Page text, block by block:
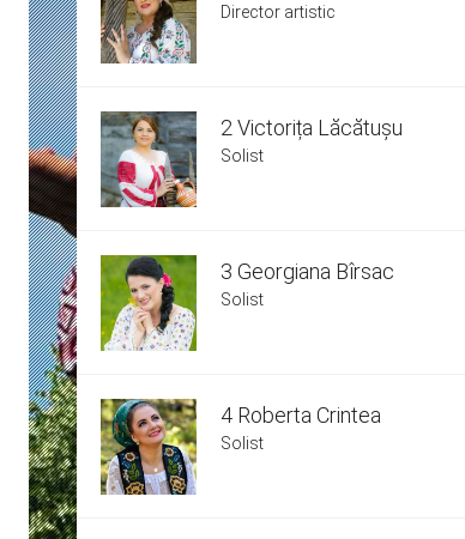
Director artistic
2 Victorița Lăcătușu
Solist
3 Georgiana Bîrsac
Solist
4 Roberta Crintea
Solist